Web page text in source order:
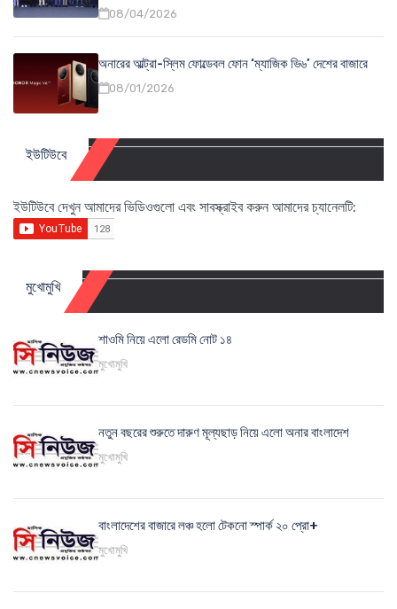
08/04/2026
অনারের আল্ট্রা-স্লিম ফোল্ডেবল ফোন ‘ম্যাজিক ভি৬’ দেশের বাজারে
08/01/2026
ইউটিউবে
ইউটিউবে দেখুন আমাদের ভিডিওগুলো এবং সাবস্ক্রাইব করুন আমাদের চ্যানেলটি:
মুখোমুখি
শাওমি নিয়ে এলো রেডমি নোট ১৪
মুখোমুখি
নতুন বছরের শুরুতে দারুণ মূল্যছাড় নিয়ে এলো অনার বাংলাদেশ
মুখোমুখি
বাংলাদেশের বাজারে লঞ্চ হলো টেকনো স্পার্ক ২০ প্রো+
মুখোমুখি